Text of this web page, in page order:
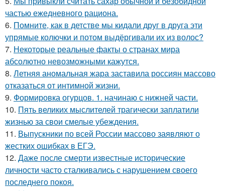
частью ежедневного рациона.
6. Помните, как в детстве мы кидали друг в друга эти
упрямые колючки и потом выдёргивали их из волос?
7. Некоторые реальные факты о странах мира
абсолютно невозможными кажутся.
8. Летняя аномальная жара заставила россиян массово
отказаться от интимной жизни.
9. Формировка огурцов. 1. начинаю с нижней части.
10. Пять великих мыслителей трагически заплатили
жизнью за свои смелые убеждения.
11. Выпускники по всей России массово заявляют о
жестких ошибках в ЕГЭ.
12. Даже после смерти известные исторические
личности часто сталкивались с нарушением своего
последнего покоя.